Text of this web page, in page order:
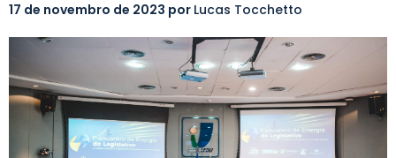
17 de novembro de 2023 por Lucas Tocchetto